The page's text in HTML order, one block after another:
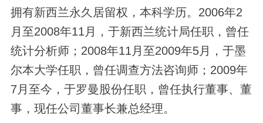
拥有新西兰永久居留权，本科学历。2006年2
月至2008年11月，于新西兰统计局任职，曾任
统计分析师；2008年11月至2009年5月，于墨
尔本大学任职，曾任调查方法咨询师；2009年
7月至今，于罗曼股份任职，曾任执行董事、董
事，现任公司董事长兼总经理。